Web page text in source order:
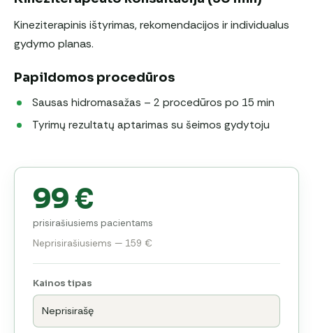
Kineziterapinis ištyrimas, rekomendacijos ir individualus
gydymo planas.
Papildomos procedūros
Sausas hidromasažas – 2 procedūros po 15 min
Tyrimų rezultatų aptarimas su šeimos gydytoju
99 €
prisirašiusiems pacientams
Neprisirašiusiems — 159 €
Kainos tipas